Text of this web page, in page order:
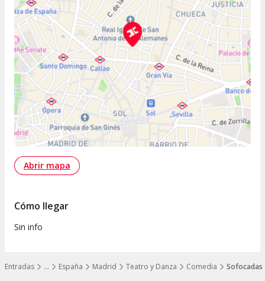
…
Mostrar todos los niveles
Entradas España Madrid Teatro y Danza Comedia
Abrir mapa
Cómo llegar
Sin info